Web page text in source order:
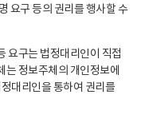
요구 등의 권리를 행사할 수
요구는 법정대리인이 직접
정보주체의 개인정보에
대리인을 통하여 권리를